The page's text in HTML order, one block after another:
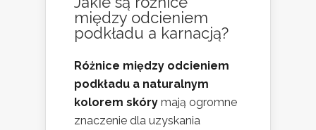
między odcieniem
podkładu a karnacją?
Różnice między odcieniem
podkładu a naturalnym
kolorem skóry mają ogromne
znaczenie dla uzyskania